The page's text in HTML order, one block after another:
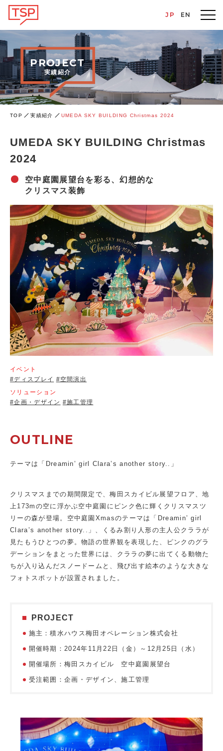
JP EN
PROJECT
実績紹介
TOP 実績紹介 UMEDA SKY BUILDING Christmas 2024
UMEDA SKY BUILDING Christmas
2024
空中庭園展望台を彩る、幻想的な
クリスマス装飾
イベント
#ディスプレイ #空間演出
ソリューション
#企画・デザイン #施工管理
OUTLINE
テーマは「Dreamin’ girl Clara’s another story..」
クリスマスまでの期間限定で、梅田スカイビル展望フロア、地
上173mの空に浮かぶ空中庭園にピンク色に輝くクリスマスツ
リーの森が登場。空中庭園Xmasのテーマは「Dreamin’ girl
Clara’s another story..」、くるみ割り人形の主人公クララが
見たもうひとつの夢。物語の世界観を表現した、ピンクのグラ
デーションをまとった世界には、クララの夢に出てくる動物た
ちが入り込んだスノードームと、飛び出す絵本のような大きな
フォトスポットが設置されました。
PROJECT
施主：積水ハウス梅田オペレーション株式会社
開催時期：2024年11月22日（金）～12月25日（水）
開催場所：梅田スカイビル 空中庭園展望台
受注範囲：企画・デザイン、施工管理